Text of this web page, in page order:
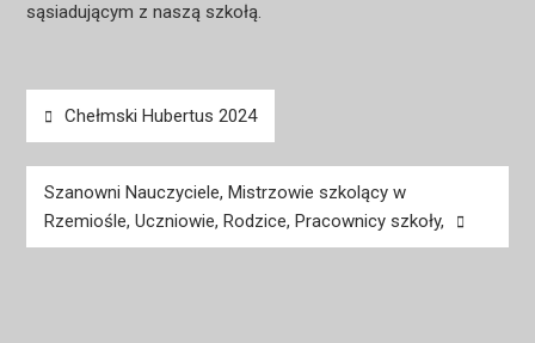
sąsiadującym z naszą szkołą.
Nawigacja
wpisu
Chełmski Hubertus 2024
Szanowni Nauczyciele, Mistrzowie szkolący w
Rzemiośle, Uczniowie, Rodzice, Pracownicy szkoły,